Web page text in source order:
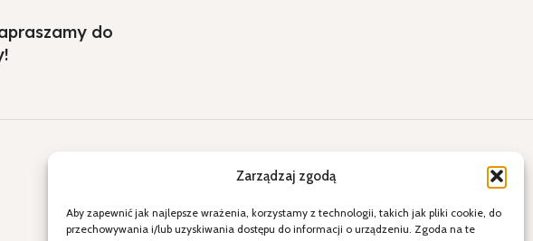
Zarządzaj zgodą
Aby zapewnić jak najlepsze wrażenia, korzystamy z technologii, takich jak pliki cookie, do
przechowywania i/lub uzyskiwania dostępu do informacji o urządzeniu. Zgoda na te
do
Chrzest Święty
Komunia Święta
Kontakt
E-mail: a2.sklepihurtownia@vp.pl
Telefon: 538 678 797